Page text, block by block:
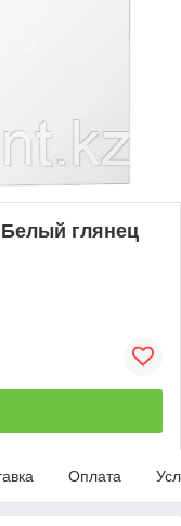
глянец
Оплата